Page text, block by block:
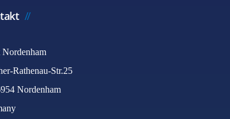
Nordenham
Rathenau-Str.25
Nordenham